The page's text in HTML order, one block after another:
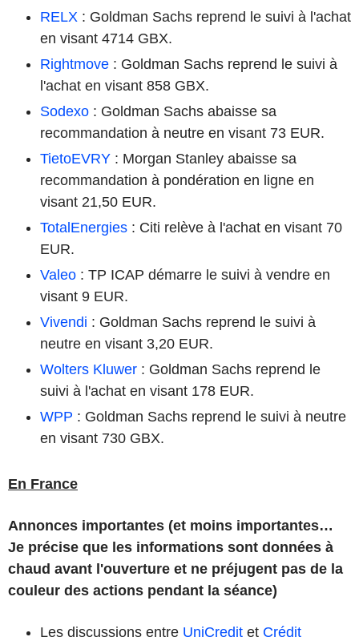
RELX : Goldman Sachs reprend le suivi à l'achat
en visant 4714 GBX.
Rightmove : Goldman Sachs reprend le suivi à
l'achat en visant 858 GBX.
Sodexo : Goldman Sachs abaisse sa
recommandation à neutre en visant 73 EUR.
TietoEVRY : Morgan Stanley abaisse sa
recommandation à pondération en ligne en
visant 21,50 EUR.
TotalEnergies : Citi relève à l'achat en visant 70
EUR.
Valeo : TP ICAP démarre le suivi à vendre en
visant 9 EUR.
Vivendi : Goldman Sachs reprend le suivi à
neutre en visant 3,20 EUR.
Wolters Kluwer : Goldman Sachs reprend le
suivi à l'achat en visant 178 EUR.
WPP : Goldman Sachs reprend le suivi à neutre
en visant 730 GBX.
En France
Annonces importantes (et moins importantes…
Je précise que les informations sont données à
chaud avant l'ouverture et ne préjugent pas de la
couleur des actions pendant la séance)
Les discussions entre UniCredit et Crédit